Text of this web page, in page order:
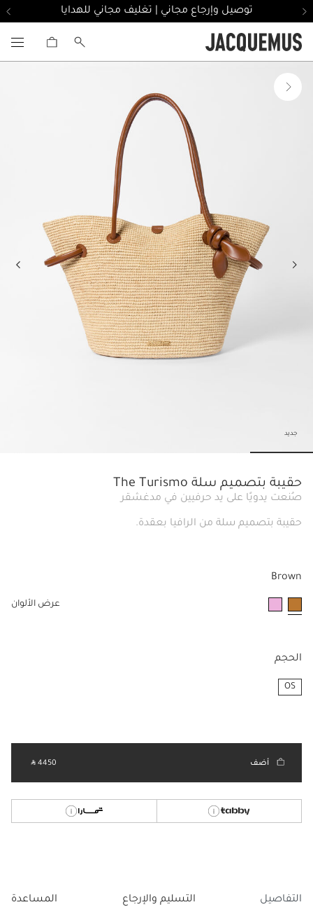
توصيل وإرجاع مجاني | تغليف مجاني للهدايا
جديد
حقيبة بتصميم سلة The Turismo
صُنعت يدويًا على يد حرفيين في مدغشقر
حقيبة بتصميم سلة من الرافيا بعقدة.
Brown
عرض الألوان
الحجم
OS
أضف ‎ ⃁ 4450 ‎
التفاصيل التسليم والإرجاع المساعدة